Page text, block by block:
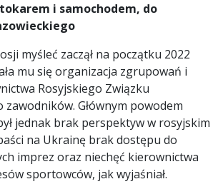
i samochodem, do
myśleć zaczął na początku 2022
mu się organizacja zgrupowań i
Rosyjskiego Związku
Głównym powodem
jednak brak perspektyw w rosyjskim
na Ukrainę brak dostępu do
imprez oraz niechęć kierownictwa
sportowców, jak wyjaśniał.